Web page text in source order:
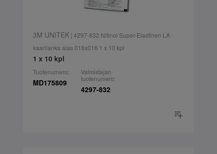
3M UNITEK| 4297-832 Nitinol Super-Elastinen LA
kaarilanka alas 016x016 1 x 10 kpl
1 x 10 kpl
Tuotenumero:
MD175809
Valmistajan
tuotenumero:
4297-832